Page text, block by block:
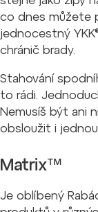
co dnes můžete
jednocestný
chránič brady.
Stahování
to rádi.
Nemusíš být ani
obsloužit i
Matrix™
Je oblíbený